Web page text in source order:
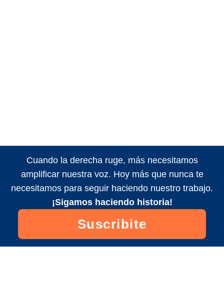
Cuando la derecha ruge, más necesitamos
amplificar nuestra voz. Hoy más que nunca te
necesitamos para seguir haciendo nuestro trabajo.
¡Sigamos haciendo historia!
Suscribite